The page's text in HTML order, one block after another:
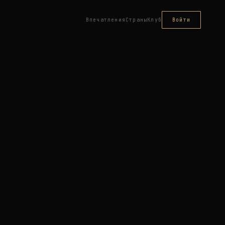
Впечатления СтраныКлуб Войти